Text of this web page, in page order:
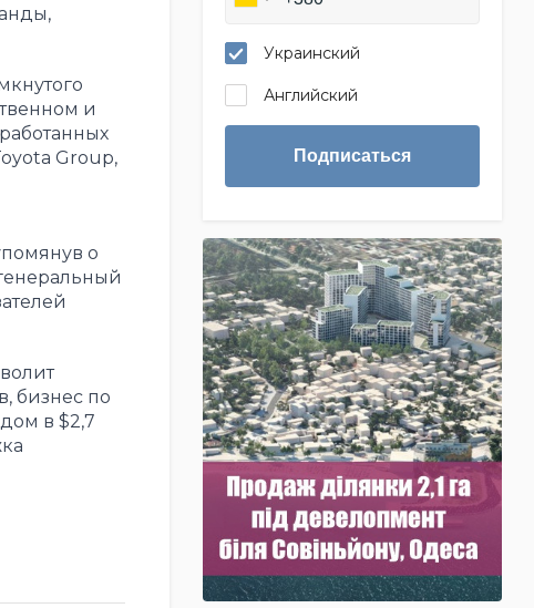
и
Group,
о
бизнес по
в $2,7
Украинский
Английский
Подписаться